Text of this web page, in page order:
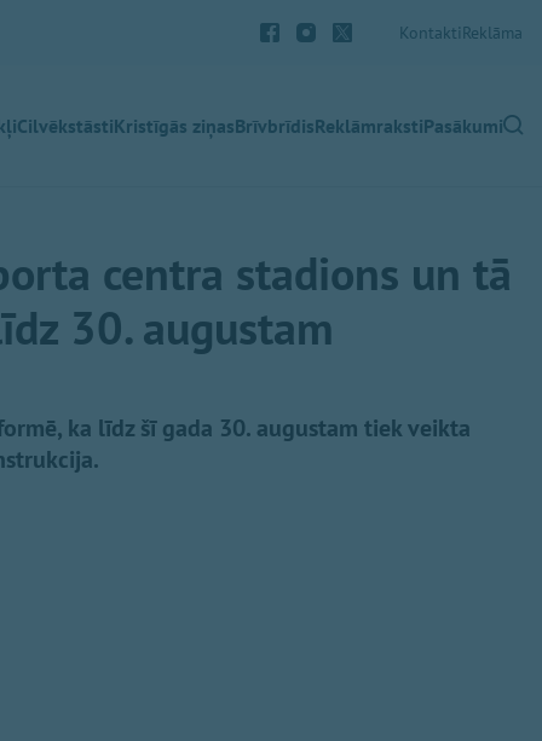
KontaktiReklāma
CilvēkstāstiKristīgās ziņasBrīvbrīdisReklāmrakstiPasākumi
centra stadions un tā
30. augustam
ka līdz šī gada 30. augustam tiek veikta